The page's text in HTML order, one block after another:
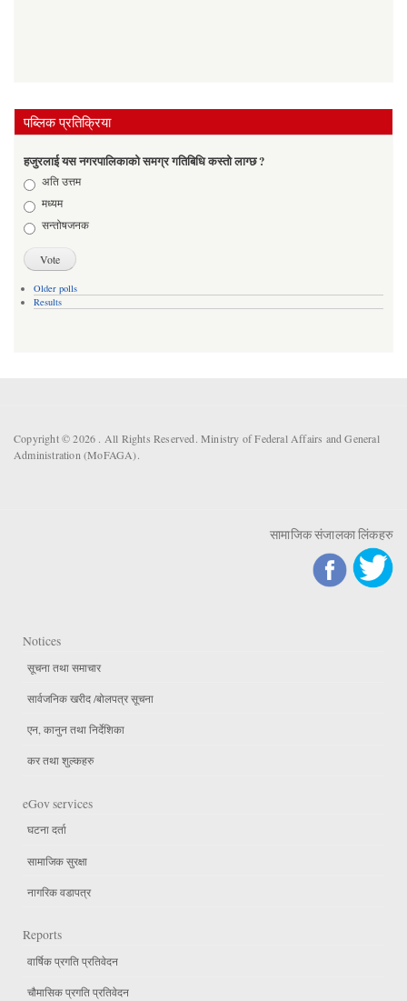
पब्लिक प्रतिक्रिया
हजुरलाई यस नगरपालिकाको समग्र गतिबिधि कस्तो लाग्छ ?
Choicesअति उत्तम
मध्यम
सन्तोषजनक
Older polls
Results
Copyright © 2026 . All Rights Reserved. Ministry of Federal Affairs and General
Administration (MoFAGA).
सामाजिक संजालका लिंकहरु
Notices
सूचना तथा समाचार
सार्वजनिक खरीद /बोलपत्र सूचना
एन, कानुन तथा निर्देशिका
कर तथा शुल्कहरु
eGov services
घटना दर्ता
सामाजिक सुरक्षा
नागरिक वडापत्र
Reports
वार्षिक प्रगति प्रतिवेदन
चौमासिक प्रगति प्रतिवेदन